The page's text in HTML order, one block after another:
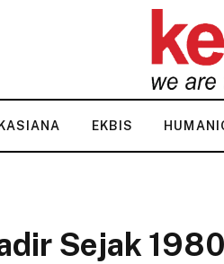
EKBIS
Sejak